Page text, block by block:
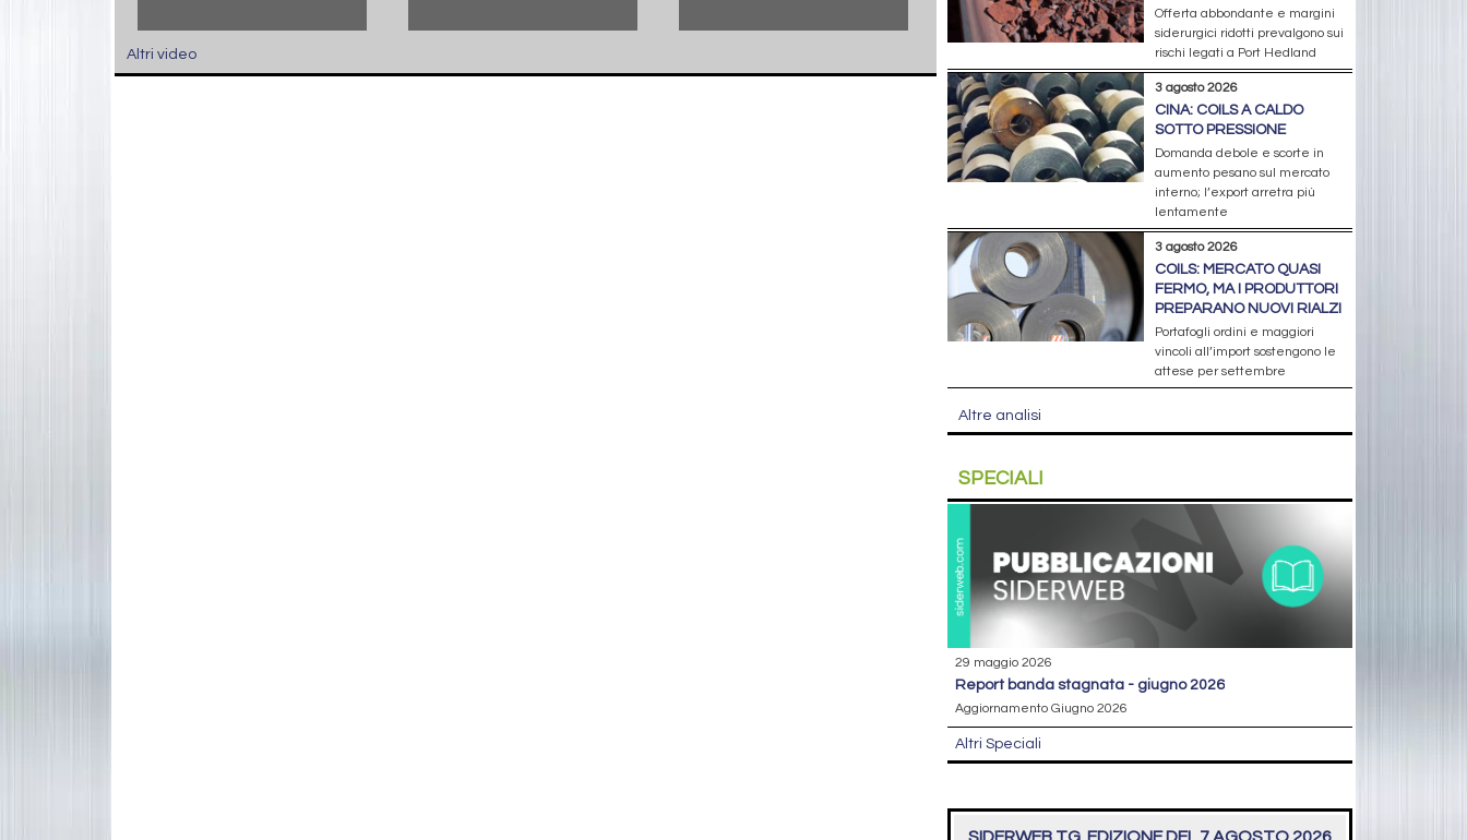
Altri video
Offerta abbondante e margini
siderurgici ridotti prevalgono sui
rischi legati a Port Hedland
3 agosto 2026
CINA: COILS A CALDO
SOTTO PRESSIONE
Domanda debole e scorte in
aumento pesano sul mercato
interno; l’export arretra più
lentamente
3 agosto 2026
COILS: MERCATO QUASI
FERMO, MA I PRODUTTORI
PREPARANO NUOVI RIALZI
Portafogli ordini e maggiori
vincoli all’import sostengono le
attese per settembre
Altre analisi
SPECIALI
29 maggio 2026
report banda stagnata - giugno 2026
Aggiornamento Giugno 2026
Altri Speciali